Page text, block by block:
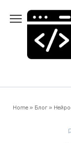
содержанию
Home» Блог»